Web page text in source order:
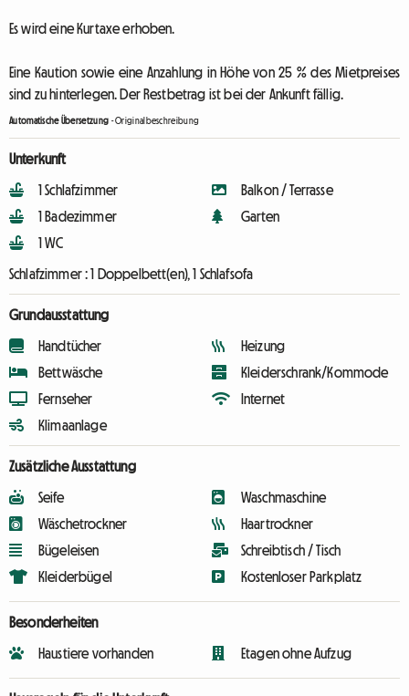
Es wird eine Kurtaxe erhoben.
Eine Kaution sowie eine Anzahlung in Höhe von 25 % des Mietpreises
sind zu hinterlegen. Der Restbetrag ist bei der Ankunft fällig.
Automatische Übersetzung -Originalbeschreibung
Unterkunft
1 Schlafzimmer
1 Badezimmer
1 WC
Balkon / Terrasse
Garten
Schlafzimmer :1 Doppelbett(en), 1 Schlafsofa
Grundausstattung
Handtücher
Bettwäsche
Fernseher
Klimaanlage
Heizung
Kleiderschrank/Kommode
Internet
Zusätzliche Ausstattung
Seife
Wäschetrockner
Bügeleisen
Kleiderbügel
Waschmaschine
Haartrockner
Schreibtisch / Tisch
Kostenloser Parkplatz
Besonderheiten
Haustiere vorhanden Etagen ohne Aufzug